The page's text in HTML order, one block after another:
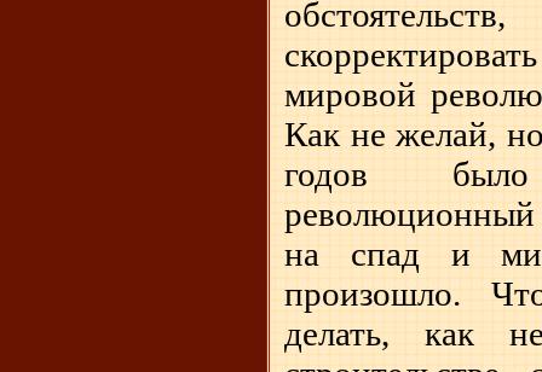
мировой
Как не желай,
годов
на спад и
произошло.
делать, как